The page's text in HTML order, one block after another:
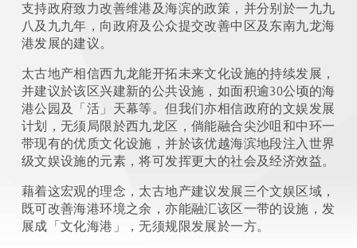
支持政府致力改善维港及海滨的政策，并分别於一九九
八及九九年，向政府及公众提交改善中区及东南九龙海
港发展的建议。
太古地产相信西九龙能开拓未来文化设施的持续发展，
并建议於该区兴建新的公共设施，如面积逾30公顷的海
港公园及「活」天幕等。但我们亦相信政府的文娱发展
计划，无须局限於西九龙区，倘能融合尖沙咀和中环一
带现有的优质文化设施，并於该优越海滨地段注入世界
级文娱设施的元素，将可发挥更大的社会及经济效益。
藉着这宏观的理念，太古地产建议发展三个文娱区域，
既可改善海港环境之余，亦能融汇该区一带的设施，发
展成「文化海港」，无须规限发展於一方。